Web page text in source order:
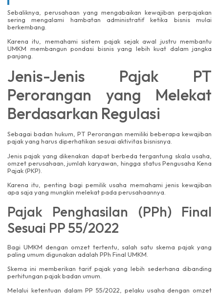
Sebaliknya, perusahaan yang mengabaikan kewajiban perpajakan
sering mengalami hambatan administratif ketika bisnis mulai
berkembang.
Karena itu, memahami sistem pajak sejak awal justru membantu
UMKM membangun pondasi bisnis yang lebih kuat dalam jangka
panjang.
Jenis-Jenis Pajak PT
Perorangan yang Melekat
Berdasarkan Regulasi
Sebagai badan hukum, PT Perorangan memiliki beberapa kewajiban
pajak yang harus diperhatikan sesuai aktivitas bisnisnya.
Jenis pajak yang dikenakan dapat berbeda tergantung skala usaha,
omzet perusahaan, jumlah karyawan, hingga status Pengusaha Kena
Pajak (PKP).
Karena itu, penting bagi pemilik usaha memahami jenis kewajiban
apa saja yang mungkin melekat pada perusahaannya.
Pajak Penghasilan (PPh) Final
Sesuai PP 55/2022
Bagi UMKM dengan omzet tertentu, salah satu skema pajak yang
paling umum digunakan adalah PPh Final UMKM.
Skema ini memberikan tarif pajak yang lebih sederhana dibanding
perhitungan pajak badan umum.
Melalui ketentuan dalam PP 55/2022, pelaku usaha dengan omzet